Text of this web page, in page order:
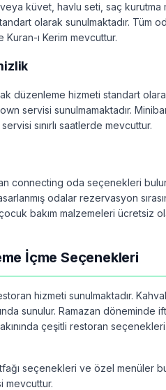
küvet, havlu seti, saç kurutma
olarak sunulmaktadır. Tüm
ı Kerim mevcuttur.
düzenleme hizmeti standart
servisi sunulmamaktadır.
sınırlı saatlerde mevcuttur.
connecting oda seçenekleri
odalar rezervasyon
bakım malzemeleri ücretsiz
İçme Seçenekleri
hizmeti sunulmaktadır.
sunulur. Ramazan döneminde
çeşitli restoran seçenekleri
seçenekleri ve özel menüler
mevcuttur.